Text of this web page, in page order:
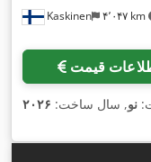
Kaskinen ۴٬۰۴۷ km
قیمت
نو, سال ساخت: ۲۰۲۶